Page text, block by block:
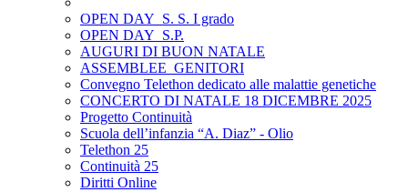
OPEN DAY_S. S. I grado
OPEN DAY_S.P.
AUGURI DI BUON NATALE
ASSEMBLEE_GENITORI
Convegno Telethon dedicato alle malattie genetiche
CONCERTO DI NATALE 18 DICEMBRE 2025
Progetto Continuità
Scuola dell’infanzia “A. Diaz” - Olio
Telethon 25
Continuità 25
Diritti Online